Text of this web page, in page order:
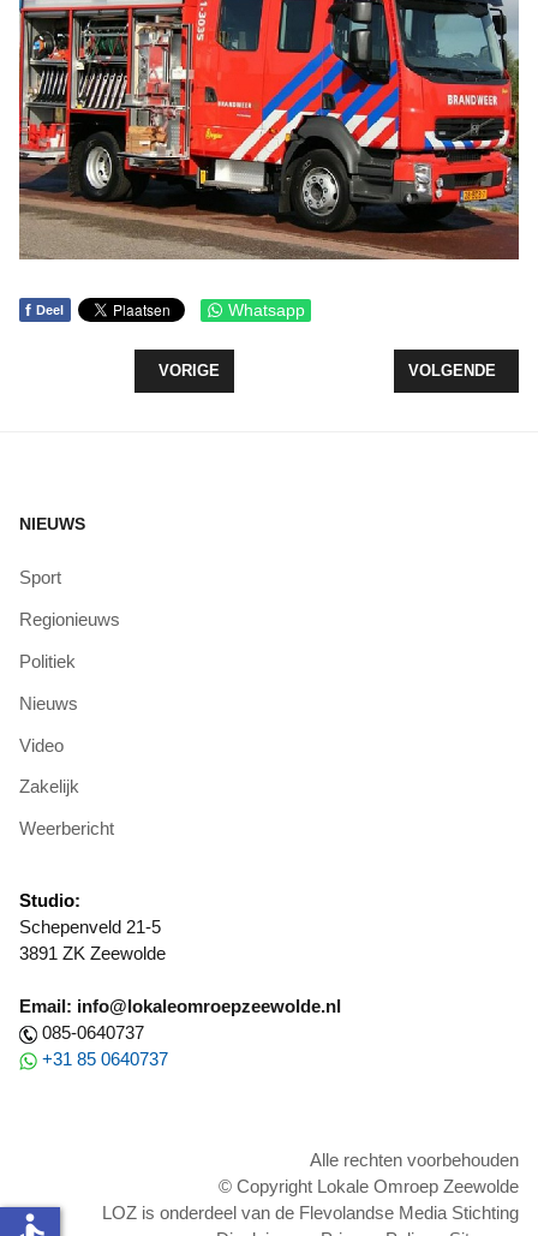
f Deel Whatsapp
VORIG ARTIKEL: VAN ZTOTZ TOCHT NA JAAR
VORIGE VOLGENDE
VOLGENDE
NIEUWS
Sport
Regionieuws
Politiek
Nieuws
Video
Zakelijk
Weerbericht
Studio:
Schepenveld 21-5
3891 ZK Zeewolde
Email: info@lokaleomroepzeewolde.nl
085-0640737
+31 85 0640737
Alle rechten voorbehouden
© Copyright Lokale Omroep Zeewolde
LOZ is onderdeel van de Flevolandse Media Stichting